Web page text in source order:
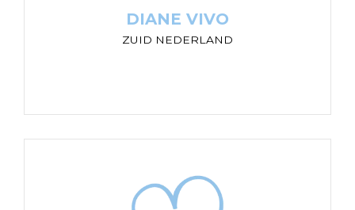
DIANE VIVO
ZUID NEDERLAND